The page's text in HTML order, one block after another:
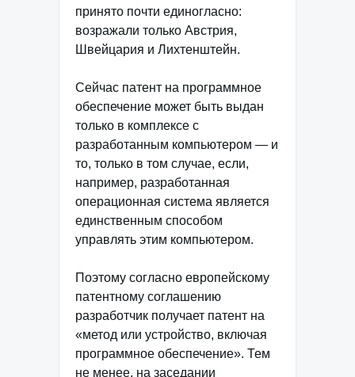
принято почти единогласно:
возражали только Австрия,
Швейцария и Лихтенштейн.
Сейчас патент на программное
обеспечение может быть выдан
только в комплексе с
разработанным компьютером — и
то, только в том случае, если,
например, разработанная
операционная система является
единственным способом
управлять этим компьютером.
Поэтому согласно европейскому
патентному соглашению
разработчик получает патент на
«метод или устройство, включая
программное обеспечение». Тем
не менее, на заседании